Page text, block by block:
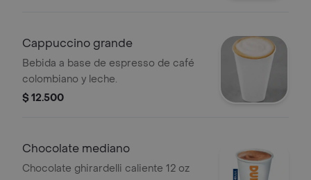
Cappuccino grande
Bebida a base de espresso de café
colombiano y leche.
$ 12.500
Chocolate mediano
Chocolate ghirardelli caliente 12 oz